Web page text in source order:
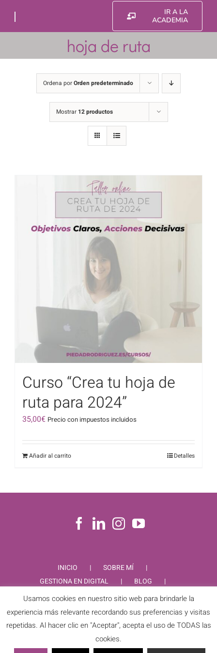
contenido
IR A LA
ACADEMIA
hoja de ruta
Ordena porOrden predeterminado
Mostrar 12 productos
Curso “Crea tu hoja de
ruta para 2024”
35,00€ Precio con impuestos incluidos
Añadir al carrito Detalles
INICIO
SOBRE MÍ
GESTIONA EN DIGITAL
BLOG
CONTACTO
PIEDAD RODRIGUEZ © Copyright2026 |
Privacidad|Política de Cookies| Todos los derechos
Usamos cookies en nuestro sitio web para brindarle la
experiencia más relevante recordando sus preferencias y visitas
repetidas. Al hacer clic en "Aceptar", acepta el uso de TODAS las
cookies.